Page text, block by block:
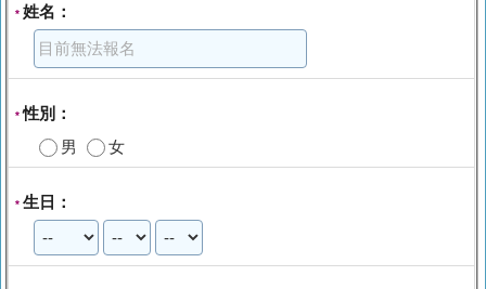
* 姓名：
*性別：
男
女
* 生日：